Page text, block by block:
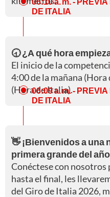
DE ITALIA
🕣 ¿A qué hora
El inicio de la
4:00 de la mañana
(Hora de Italia).
06:09 a. m.- PREVIA
DE ITALIA
👋 ¡Bienvenidos a una
primera grande del
Conéctese con nosotros
hasta el final, les
del Giro de Italia 2026,